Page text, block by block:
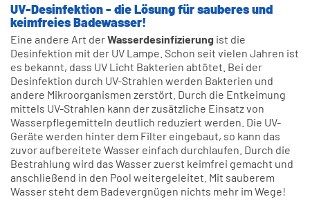
UV-Desinfektion - die Lösung für sauberes und
keimfreies Badewasser!
Eine andere Art derWasserdesinfizierung ist die
Desinfektion mit der UV Lampe. Schon seit vielen Jahren ist
es bekannt, dass UV Licht Bakterien abtötet. Bei der
Desinfektion durch UV-Strahlen werden Bakterien und
andere Mikroorganismen zerstört. Durch die Entkeimung
mittels UV-Strahlen kann der zusätzliche Einsatz von
Wasserpflegemitteln deutlich reduziert werden. Die UV-
Geräte werden hinter dem Filter eingebaut, so kann das
zuvor aufbereitete Wasser einfach durchlaufen. Durch die
Bestrahlung wird das Wasser zuerst keimfrei gemacht und
anschließend in den Pool weitergeleitet. Mit sauberem
Wasser steht dem Badevergnügen nichts mehr im Wege!